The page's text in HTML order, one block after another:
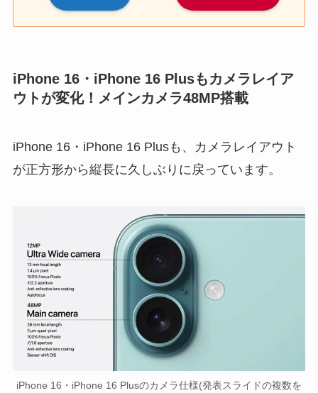
iPhone 16・iPhone 16 Plusもカメラレイア
ウトが変化！メインカメラ48MP搭載
iPhone 16・iPhone 16 Plusも、カメラレイアウト
が正方形から縦長に久しぶりに戻っています。
iPhone 16・iPhone 16 Plusのカメラ仕様(発表スライドの複数を